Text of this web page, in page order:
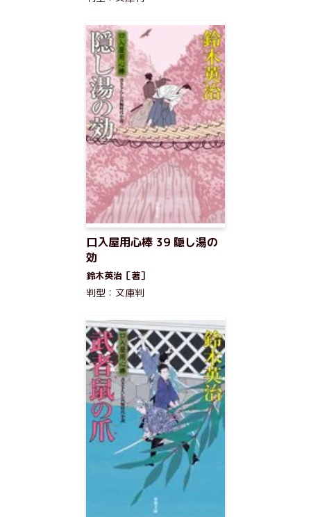
口入屋用心棒 39 隠し湯の
効
鈴木英治［著］
判型：文庫判